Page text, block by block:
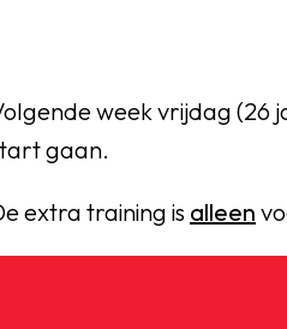
GENOEG
week vrijdag (26
gaan.
extra training is alleen